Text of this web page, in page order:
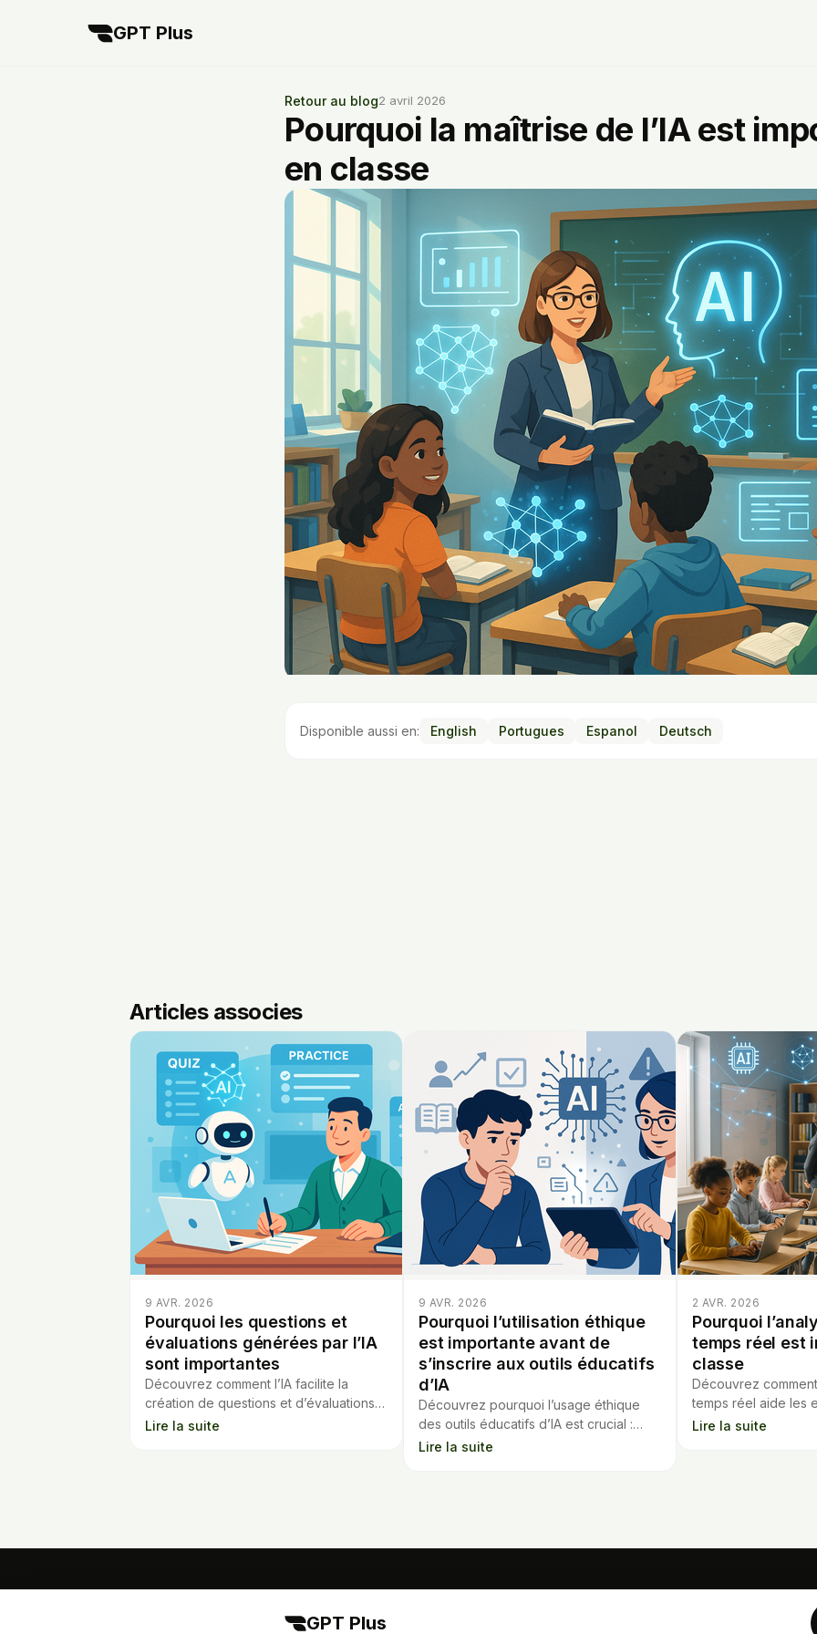
GPT Plus
Retour au blog2 avril 2026
Pourquoi la maîtrise de l’IA est
en classe
Disponible aussi en: English Portugues Espanol Deutsch
Articles associes
9 AVR. 2026
Pourquoi les questions et
évaluations générées par l’IA
sont importantes
Découvrez comment l’IA facilite la
création de questions et d’évaluations,
et soutient les enseignants au quotidien
Lire la suite
9 AVR. 2026
Pourquoi l’utilisation éthique
est importante avant de
s’inscrire aux outils éducatifs
d’IA
Découvrez pourquoi l’usage éthique
des outils éducatifs d’IA est crucial :
enjeux de confidentialité, biais et
Lire la suite
2 AVR. 2026
Pourquoi
temps réel est
classe
Découvrez
temps réel aide les
la progression des
Lire la suite
Calculateur
GPT Plus